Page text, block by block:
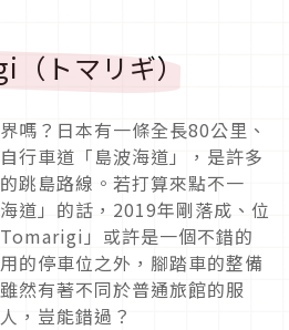
（トマリギ）
嗎？日本有一條全長80公里、
行車道「島波海道」，是許多
跳島路線。若打算來點不一
道」的話，2019年剛落成、位
」或許是一個不錯的
的停車位之外，腳踏車的整備
然有著不同於普通旅館的服
，豈能錯過？